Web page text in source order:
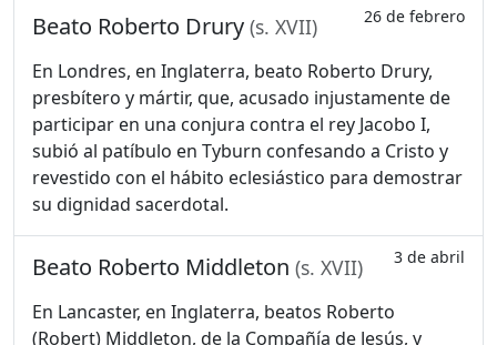
Beato Roberto Drury (s. XVII) 26 de febrero
En Londres, en Inglaterra, beato Roberto Drury,
presbítero y mártir, que, acusado injustamente de
participar en una conjura contra el rey Jacobo I,
subió al patíbulo en Tyburn confesando a Cristo y
revestido con el hábito eclesiástico para demostrar
su dignidad sacerdotal.
Beato Roberto Middleton (s. XVII) 3 de abril
En Lancaster, en Inglaterra, beatos Roberto
(Robert) Middleton, de la Compañía de Jesús, y